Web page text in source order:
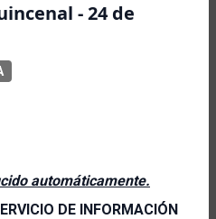
- 24 de
automáticamente.
DE INFORMACIÓN